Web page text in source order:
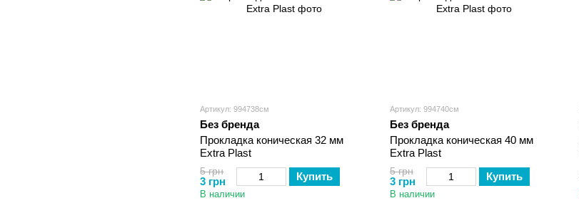
Артикул: 994738см
Без бренда
Прокладка коническая 32 мм
Extra Plast
5 грн
3 грн Купить
В наличии
Артикул: 994740см
Без бренда
Прокладка коническая 40 мм
Extra Plast
5 грн
3 грн Купить
В наличии